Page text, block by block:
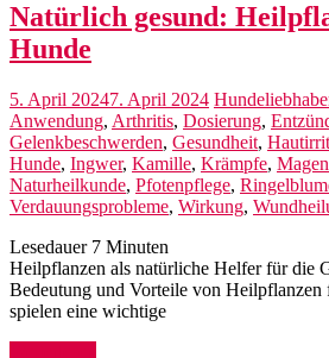
Natürlich gesund:
Hunde
5. April 20247. April 2024
Anwendung, Arthritis, Dosierung,
Gelenkbeschwerden, Gesundheit,
Hunde, Ingwer, Kamille, Krämpfe,
Naturheilkunde, Pfotenpflege,
Verdauungsprobleme, Wirkung,
Lesedauer 7 Minuten
Heilpflanzen als natürliche Helfer für die
Bedeutung und Vorteile von
spielen eine wichtige